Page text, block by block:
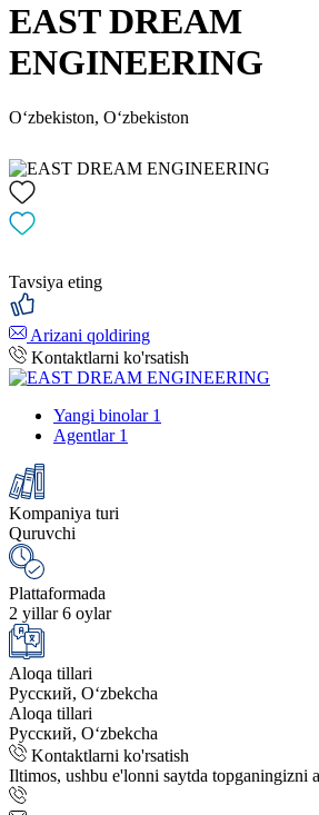
EAST DREAM
ENGINEERING
Oʻzbekiston, Oʻzbekiston
Tavsiya eting
Arizani qoldiring
Kontaktlarni ko'rsatish
Yangi binolar 1
Agentlar 1
Kompaniya turi
Quruvchi
Plattaformada
2 yillar 6 oylar
Aloqa tillari
Русский, Oʻzbekcha
Aloqa tillari
Русский, Oʻzbekcha
Kontaktlarni ko'rsatish
Iltimos, ushbu e'lonni saytda topganingizni